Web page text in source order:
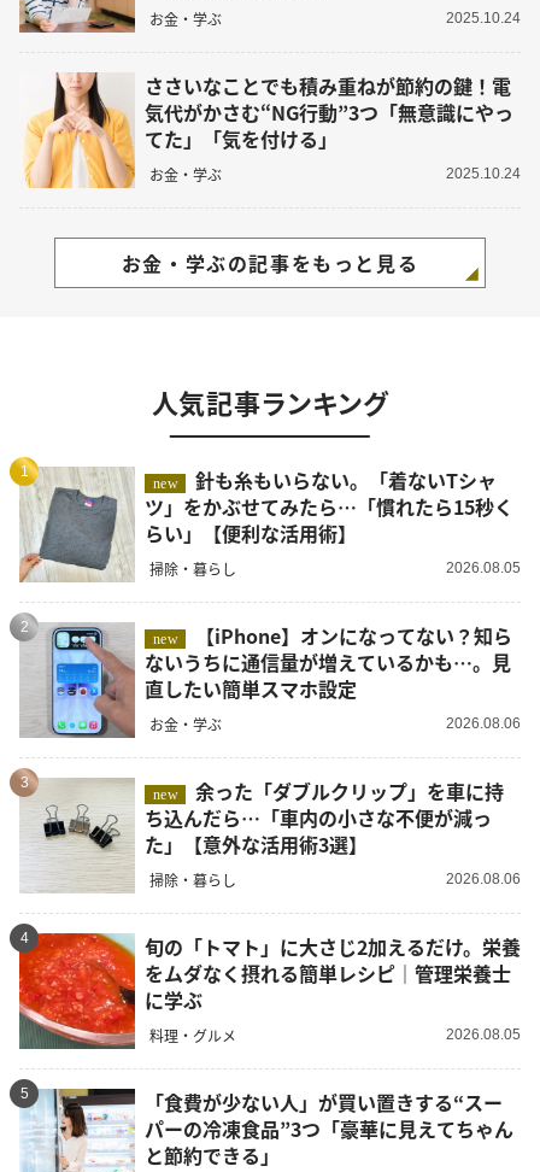
お金・学ぶ 2025.10.24
ささいなことでも積み重ねが節約の鍵！電
気代がかさむ“NG行動”3つ「無意識にやっ
てた」「気を付ける」
お金・学ぶ 2025.10.24
お金・学ぶの記事をもっと見る
人気記事ランキング
1
new
針も糸もいらない。「着ないTシャ
ツ」をかぶせてみたら…「慣れたら15秒く
らい」【便利な活用術】
掃除・暮らし 2026.08.05
2
new
ないうちに通信量が増えているかも…。見
直したい簡単スマホ設定
お金・学ぶ 2026.08.06
3
new
余った「ダブルクリップ」を車に持
ち込んだら…「車内の小さな不便が減っ
た」【意外な活用術3選】
掃除・暮らし 2026.08.06
4
旬の「トマト」に大さじ2加えるだけ。栄養
をムダなく摂れる簡単レシピ｜管理栄養士
に学ぶ
料理・グルメ 2026.08.05
5
「食費が少ない人」が買い置きする“スー
パーの冷凍食品”3つ「豪華に見えてちゃん
と節約できる」